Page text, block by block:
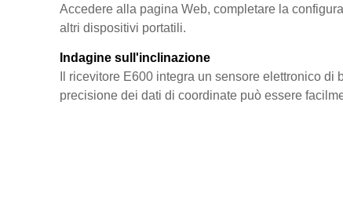
Accedere alla pagina Web, completare la
altri dispositivi portatili.
Indagine sull'inclinazione
Il ricevitore E600 integra un sensore elettronico
precisione dei dati di coordinate può essere